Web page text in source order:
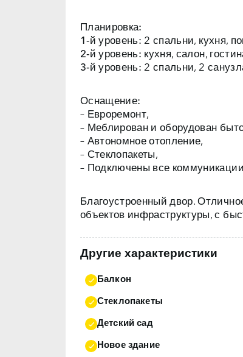
1-й уровень: 2 спальни, кухня,
2-й уровень: кухня, салон,
3-й уровень: 2 спальни, 2
– Евроремонт,
– Меблирован и оборудован
– Автономное отопление,
– Стеклопакеты,
– Подключены все
Благоустроенный двор.
объектов инфраструктуры, с
Другие характеристики
Балкон
Стеклопакеты
Детский сад
Новое здание